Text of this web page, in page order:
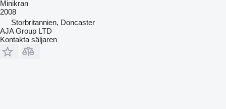
Minikran
2008
Storbritannien, Doncaster
AJA Group LTD
Kontakta säljaren